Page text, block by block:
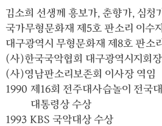
김소희 선생께 흥보가, 춘향가, 심청
국가무형문화재 제5호 판소리 이수
대구광역시 무형문화재 제8호 판소
(사)한국국악협회 대구광역시지회
(사)영남판소리보존회 이사장 역임
1990 제16회 전주대사습놀이 전국
대통령상 수상
1993 KBS 국악대상 수상